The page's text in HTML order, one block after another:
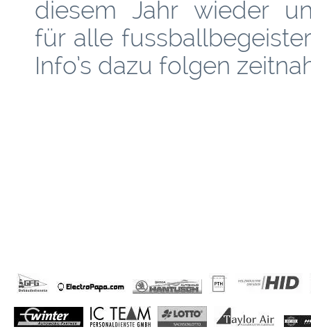
diesem Jahr wieder
für alle
Info’s dazu folgen